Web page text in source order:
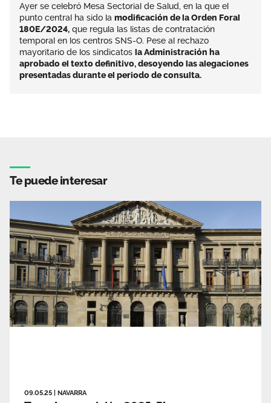
Ayer se celebró Mesa Sectorial de Salud, en la que el
punto central ha sido la modificación de la Orden Foral
180E/2024, que regula las listas de contratación
temporal en los centros SNS-O. Pese al rechazo
mayoritario de los sindicatos la Administración ha
aprobado el texto definitivo, desoyendo las alegaciones
presentadas durante el periodo de consulta.
Te puede interesar
09.05.25 NAVARRA